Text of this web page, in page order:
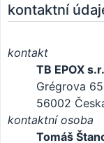
kontaktní
kontakt
TB EPOX
Grégrova
56002
kontaktní osoba
Tomáš